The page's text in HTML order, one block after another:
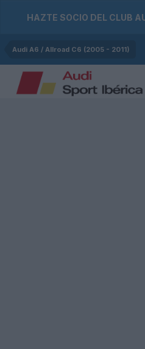
HAZTE SOCIO DEL CLUB
Audi A6 / Allroad C6 (2005 - 2011)